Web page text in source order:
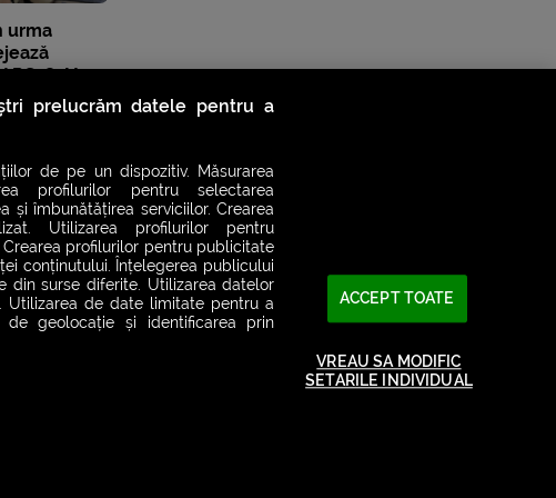
urma
CoV-2,
prelucrăm datele pentru a
de pe un dispozitiv. Măsurarea
profilurilor pentru selectarea
și îmbunătățirea serviciilor. Crearea
Utilizarea profilurilor pentru
profilurilor pentru publicitate
conținutului. Înțelegerea publicului
din surse diferite. Utilizarea datelor
Utilizarea de date limitate pentru a
geolocație și identificarea prin
ACCEPT TOATE
VREAU SA MODIFIC
SETARILE INDIVIDUAL